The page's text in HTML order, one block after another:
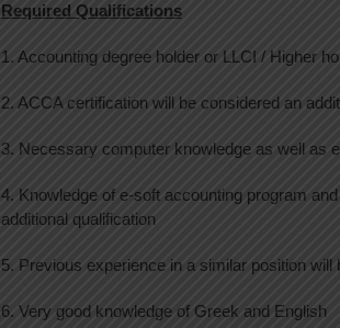
Required Qualifications
1. Accounting degree holder or LLCI / Higher
2. ACCA certification will be considered an
3. Necessary computer knowledge as well as
4. Knowledge of e-soft accounting program
additional qualification
5. Previous experience in a similar position will
6. Very good knowledge of Greek and English